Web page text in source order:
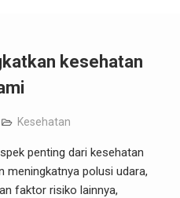
kesehatan
Kesehatan
penting dari kesehatan
meningkatnya polusi udara,
faktor risiko lainnya,